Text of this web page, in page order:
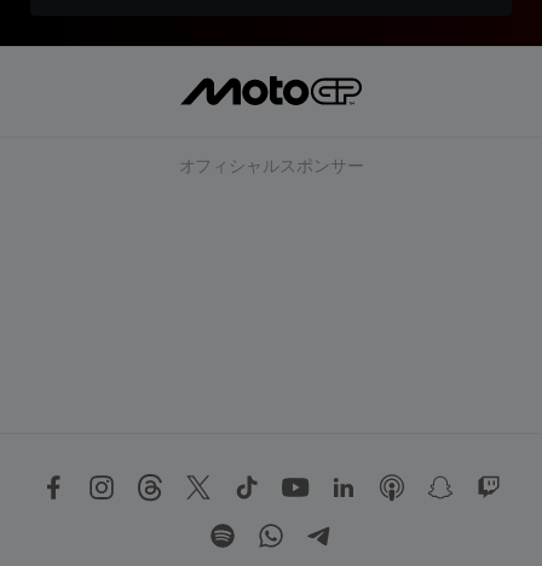
オフィシャルスポンサー